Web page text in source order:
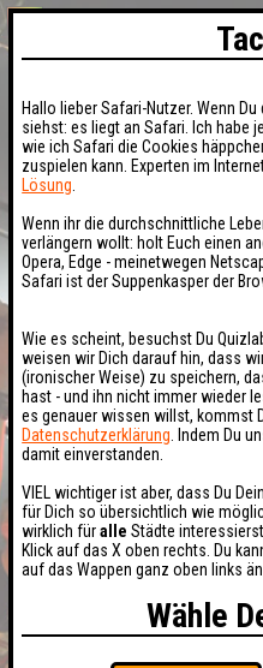
Hallo lieber Safari-Nutzer. Wenn
siehst: es liegt an Safari. Ich habe
wie ich Safari die Cookies
zuspielen kann. Experten im
Lösung
Wenn ihr die durchschnittliche
verlängern wollt: holt Euch einen
Opera, Edge - meinetwegen
Safari ist der Suppenkasper der
Wie es scheint, besuchst Du
weisen wir Dich darauf hin, dass
(ironischer Weise) zu speichern,
hast - und ihn nicht immer wieder
es genauer wissen willst, kommst
Datenschutzerklärung . Indem Du
damit einverstanden.
VIEL wichtiger ist aber, dass Du
für Dich so übersichtlich wie
wirklich füralle Städte
Klick auf das X oben rechts. Du
auf das Wappen ganz oben links
Wähle